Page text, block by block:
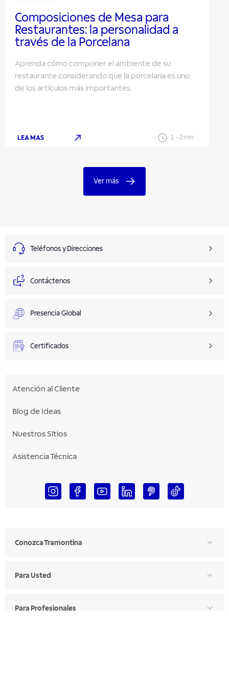
Composiciones de Mesa para
Restaurantes: la personalidad a
través de la Porcelana
Aprenda cómo componer el ambiente de su
restaurante considerando que la porcelana es uno
de los artículos más importantes.
LEA MAS 1- 2 min
Ver más
Teléfonos y Direcciones
Contáctenos
Presencia Global
Certificados
Atención al Cliente
Blog de Ideas
Nuestros Sítios
Asistencia Técnica
Conozca Tramontina
Para Usted
Para Profesionales